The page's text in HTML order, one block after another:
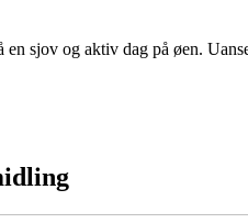
sjov og aktiv dag på øen.